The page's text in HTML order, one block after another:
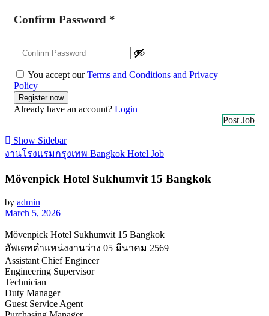
Confirm Password *
You accept ourTerms and Conditions and Privacy
Policy
Already have an account? Login
Post Job
Show Sidebar
งานโรงแรมกรุงเทพ Bangkok Hotel Job
Mövenpick Hotel Sukhumvit 15 Bangkok
by admin
March 5, 2026
Mövenpick Hotel Sukhumvit 15 Bangkok
อัพเดทตำแหน่งงานว่าง 05 มีนาคม 2569
Assistant Chief Engineer
Engineering Supervisor
Technician
Duty Manager
Guest Service Agent